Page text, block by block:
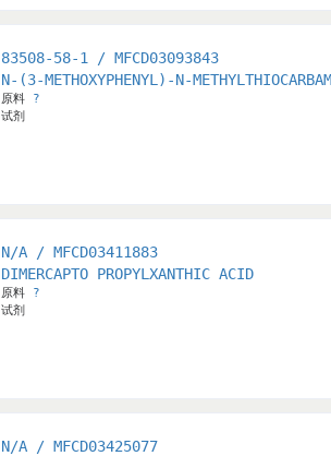
83508-58-1 / MFCD03093843
N-(3-METHOXYPHENYL)-N-
原料 ?
试剂
N/A / MFCD03411883
DIMERCAPTO PROPYLXANTHIC ACID
原料 ?
试剂
N/A / MFCD03425077